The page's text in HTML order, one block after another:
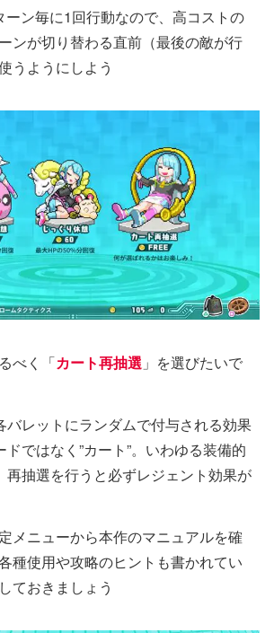
ーン毎に1回行動なので、高コストの
ンが切り替わる直前（最後の敵が行
うようにしよう
べく「カート再抽選 」を選びたいで
バレットにランダムで付与される効果
ドではなく”カート”。いわゆる装備的
再抽選を行うと必ずレジェント効果が
メニューから本作のマニュアルを確
種使用や攻略のヒントも書かれてい
ておきましょう